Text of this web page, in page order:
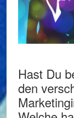
Hast Du
den